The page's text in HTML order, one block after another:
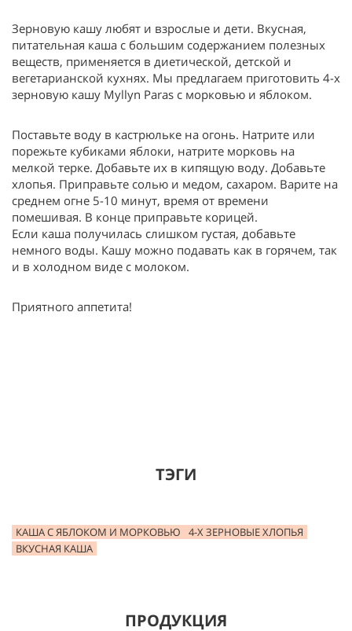
Зерновую кашу любят и взрослые и дети. Вкусная,
питательная каша с большим содержанием полезных
веществ, применяется в диетической, детской и
вегетарианской кухнях. Мы предлагаем приготовить 4-х
зерновую кашу Myllyn Paras с морковью и яблоком.
Поставьте воду в кастрюльке на огонь. Натрите или
порежьте кубиками яблоки, натрите морковь на
мелкой терке. Добавьте их в кипящую воду. Добавьте
хлопья. Приправьте солью и медом, сахаром. Варите на
среднем огне 5-10 минут, время от времени
помешивая. В конце приправьте корицей.
Если каша получилась слишком густая, добавьте
немного воды. Кашу можно подавать как в горячем, так
и в холодном виде с молоком.
Приятного аппетита!
ТЭГИ
КАША С ЯБЛОКОМ И МОРКОВЬЮ
4-Х ЗЕРНОВЫЕ ХЛОПЬЯ
ВКУСНАЯ КАША
ПРОДУКЦИЯ